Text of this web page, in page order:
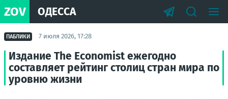
ZOV ОДЕССА
ПАБЛИКИ 7 июля 2026, 17:28
Издание The Economist ежегодно
составляет рейтинг столиц стран мира по
уровню жизни